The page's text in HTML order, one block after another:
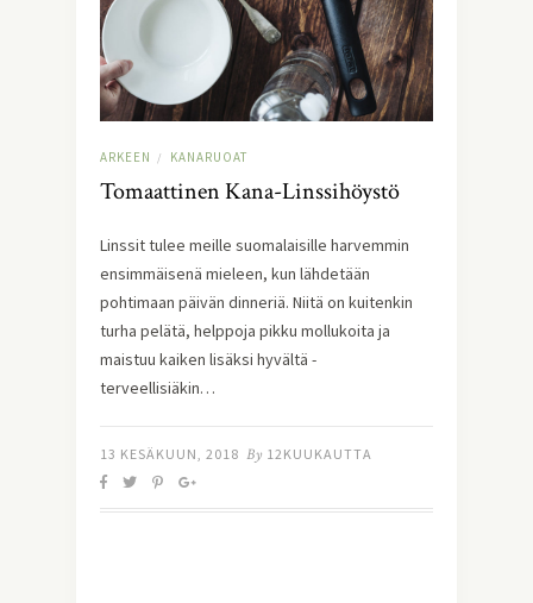
ARKEEN / KANARUOAT
Tomaattinen Kana-Linssihöystö
Linssit tulee meille suomalaisille harvemmin
ensimmäisenä mieleen, kun lähdetään
pohtimaan päivän dinneriä. Niitä on kuitenkin
turha pelätä, helppoja pikku mollukoita ja
maistuu kaiken lisäksi hyvältä -
terveellisiäkin…
13 KESÄKUUN, 2018 By 12KUUKAUTTA